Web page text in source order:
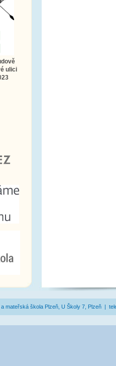
ulici
mateřská škola Plzeň, U Školy 7, Plzeň |